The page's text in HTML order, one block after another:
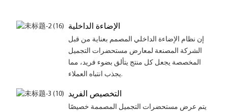
الإضاءة الداخلية
إن نظام الإضاءة الداخلي المصمم بعناية من قبل
الشركة المصنعة لمعارض مستحضرات التجميل
المخصصة يجعل كل منتج يتألق بضوء فريد، مما
يجذب انتباه العملاء.
التخصيص الفريد
يتم عرض مستحضرات التجميل المصممة خصيصًا